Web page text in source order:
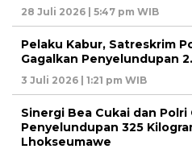
28 Juli 2026 | 5:47 pm WIB
Pelaku Kabur, Satreskrim
Gagalkan Penyelundupan
3 Juli 2026 | 1:21 pm WIB
Sinergi Bea Cukai dan Polri
Penyelundupan 325
Lhokseumawe